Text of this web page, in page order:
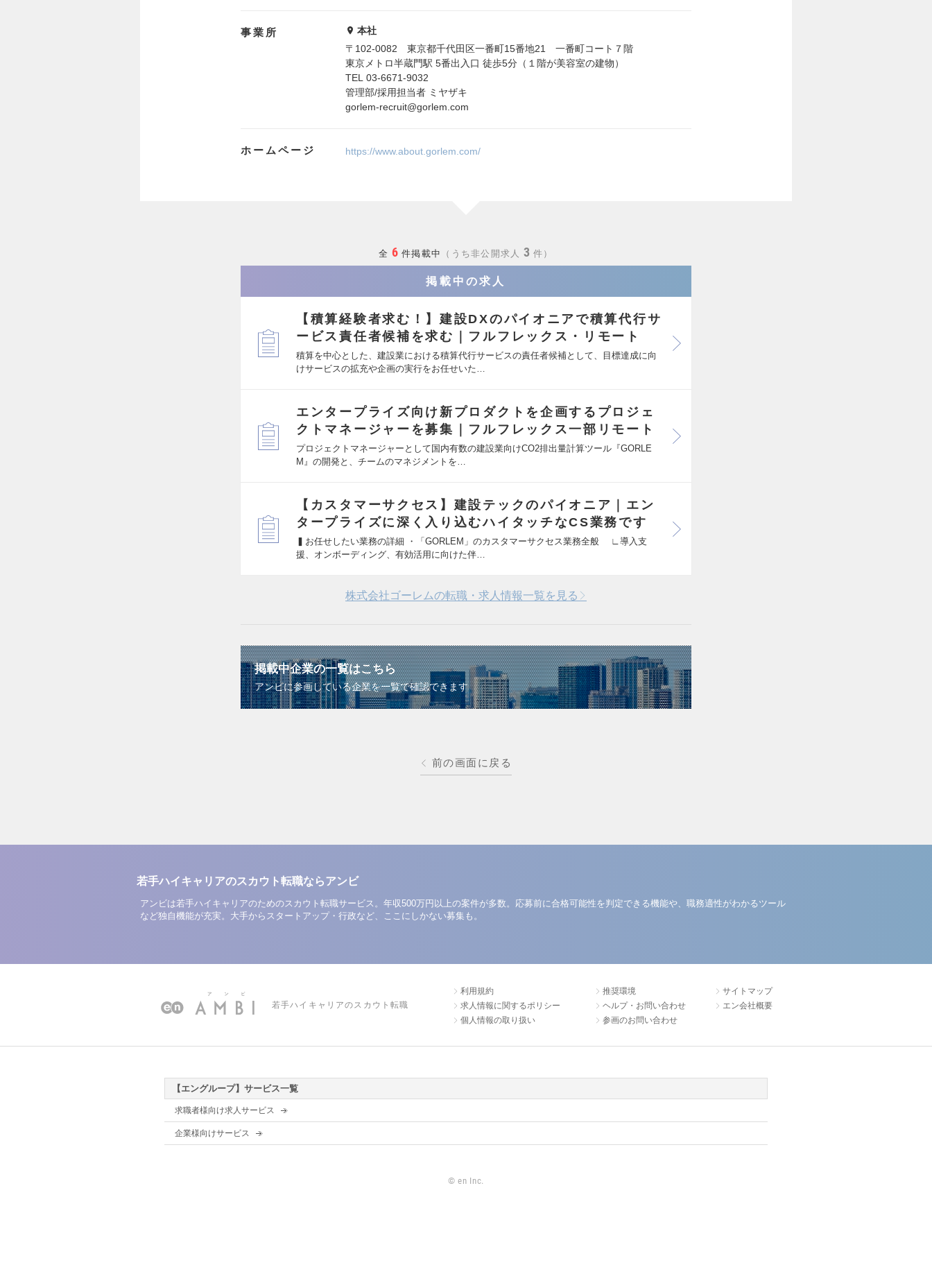
事業所
本社
〒102-0082 東京都千代田区一番町15番地21 一番町コート７階
東京メトロ半蔵門駅 5番出入口 徒歩5分（１階が美容室の建物）
TEL 03-6671-9032
管理部/採用担当者 ミヤザキ
gorlem-recruit@gorlem.com
ホームページ https://www.about.gorlem.com/
全 6 件掲載中 うち非公開求人 3 件
掲載中の求人
【積算経験者求む！】建設DXのパイオニアで積算代行サ
ービス責任者候補を求む｜フルフレックス・リモート
積算を中心とした、建設業における積算代行サービスの責任者候補として、目標達成に向
けサービスの拡充や企画の実行をお任せいた…
エンタープライズ向け新プロダクトを企画するプロジェ
クトマネージャーを募集｜フルフレックス一部リモート
プロジェクトマネージャーとして国内有数の建設業向けCO2排出量計算ツール『GORLE
M』の開発と、チームのマネジメントを…
【カスタマーサクセス】建設テックのパイオニア｜エン
タープライズに深く入り込むハイタッチなCS業務です
▍お任せしたい業務の詳細 ・「GORLEM」のカスタマーサクセス業務全般 ∟導入支
援、オンボーディング、有効活用に向けた伴…
株式会社ゴーレムの転職・求人情報一覧を見る
掲載中企業の一覧はこちら
アンビに参画している企業を一覧で確認できます
前の画面に戻る
若手ハイキャリアのスカウト転職ならアンビ
アンビは若手ハイキャリアのためのスカウト転職サービス。年収500万円以上の案件が多数。応募前に合格可能性を判定できる機能や、職務適性がわかるツール
など独自機能が充実。大手からスタートアップ・行政など、ここにしかない募集も。
若手ハイキャリアのスカウト転職
利用規約
求人情報に関するポリシー
個人情報の取り扱い
推奨環境
ヘルプ・お問い合わせ
参画のお問い合わせ
サイトマップ
エン会社概要
【エングループ】サービス一覧
求職者様向け求人サービス
企業様向けサービス
© en Inc.